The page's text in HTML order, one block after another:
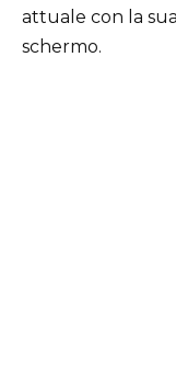
attuale con la
schermo.